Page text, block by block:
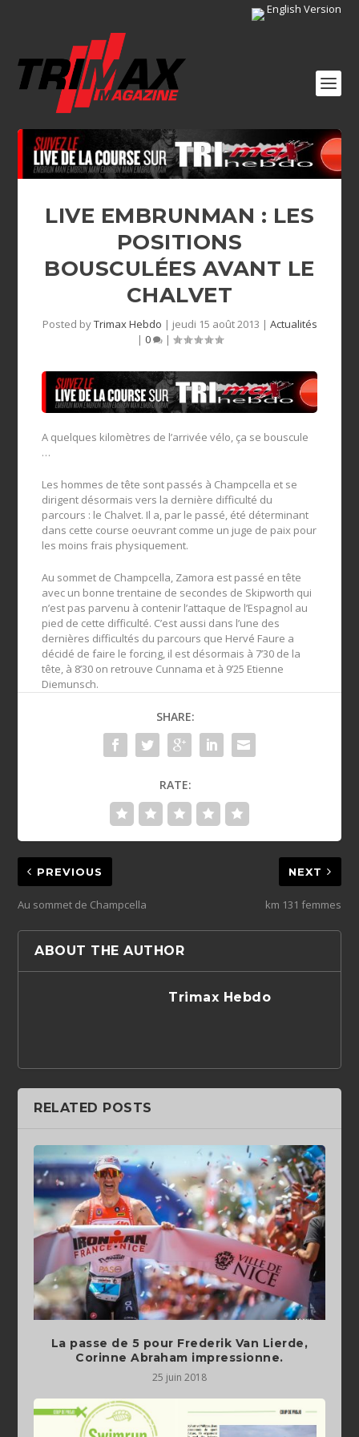
English Version
LIVE EMBRUNMAN : LES
POSITIONS
BOUSCULÉES AVANT LE
CHALVET
Posted byTrimax Hebdo | jeudi 15 août 2013 | Actualités
| 0 |
A quelques kilomètres de l’arrivée vélo, ça se bouscule
…
Les hommes de tête sont passés à Champcella et se
dirigent désormais vers la dernière difficulté du
parcours : le Chalvet. Il a, par le passé, été déterminant
dans cette course oeuvrant comme un juge de paix pour
les moins frais physiquement.
Au sommet de Champcella, Zamora est passé en tête
avec un bonne trentaine de secondes de Skipworth qui
n’est pas parvenu à contenir l’attaque de l’Espagnol au
pied de cette difficulté. C’est aussi dans l’une des
dernières difficultés du parcours que Hervé Faure a
décidé de faire le forcing, il est désormais à 7’30 de la
tête, à 8’30 on retrouve Cunnama et à 9’25 Etienne
Diemunsch.
SHARE:
RATE:
PREVIOUS
Au sommet de Champcella
NEXT
km 131 femmes
ABOUT THE AUTHOR
Trimax Hebdo
RELATED POSTS
La passe de 5 pour Frederik Van Lierde,
Corinne Abraham impressionne.
25 juin 2018